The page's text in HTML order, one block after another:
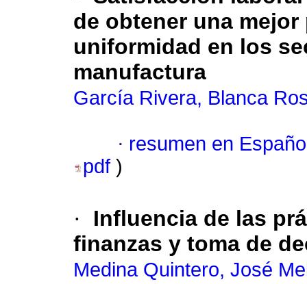
de obtener una
uniformidad en los
manufactura
García Rivera, Blanca
· resumen en
pdf )
·
Influencia de las
finanzas y toma de
Medina Quintero, José